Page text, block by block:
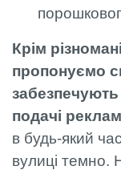
Крім
пропонуємо
подачі
в будь-який
вулиці темно.